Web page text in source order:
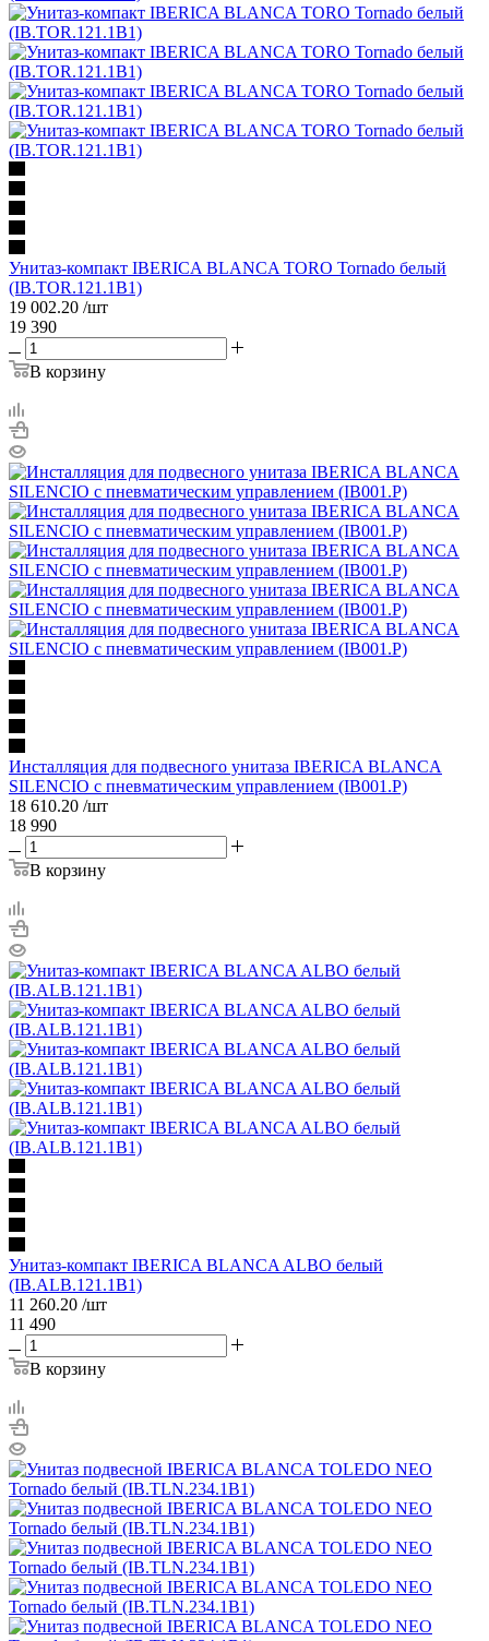
Унитаз-компакт IBERICA BLANCA TORO Tornado белый
(IB.TOR.121.1B1)
19 002.20 /шт
19 390
В корзину
Инсталляция для подвесного унитаза IBERICA BLANCA
SILENCIO с пневматическим управлением (IB001.P)
18 610.20 /шт
18 990
В корзину
Унитаз-компакт IBERICA BLANCA ALBO белый
(IB.ALB.121.1B1)
11 260.20 /шт
11 490
В корзину